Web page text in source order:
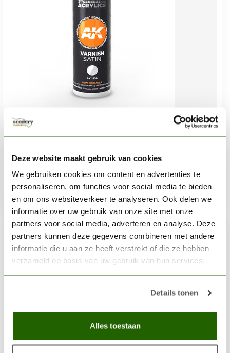
Deze website maakt gebruik van cookies
We gebruiken cookies om content en advertenties te
personaliseren, om functies voor social media te bieden
en om ons websiteverkeer te analyseren. Ook delen we
informatie over uw gebruik van onze site met onze
partners voor social media, adverteren en analyse. Deze
partners kunnen deze gegevens combineren met andere
informatie die u aan ze heeft verstrekt of die ze hebben
verzameld op basis van uw gebruik van hun services.
Details tonen
Alles toestaan
AK INTERACTIVE
Satin Varnish 3rd generation - 100ml - AK11238
€7,95
Op voorraad